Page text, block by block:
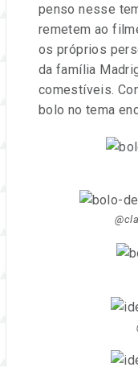
penso nesse
remetem ao
os próprios
da família
comestíveis.
bolo no tema